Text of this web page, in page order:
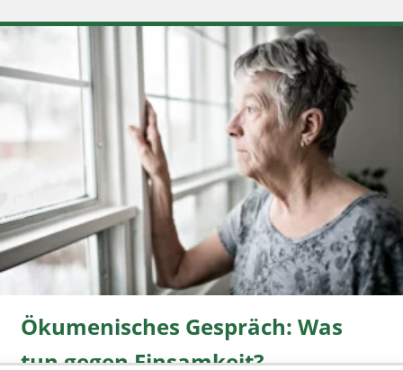
Ökumenisches Gespräch: Was
tun gegen Einsamkeit?